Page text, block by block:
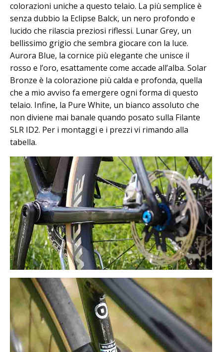
colorazioni uniche a questo telaio. La più semplice è
senza dubbio la Eclipse Balck, un nero profondo e
lucido che rilascia preziosi riflessi. Lunar Grey, un
bellissimo grigio che sembra giocare con la luce.
Aurora Blue, la cornice più elegante che unisce il
rosso e l’oro, esattamente come accade all’alba. Solar
Bronze è la colorazione più calda e profonda, quella
che a mio avviso fa emergere ogni forma di questo
telaio. Infine, la Pure White, un bianco assoluto che
non diviene mai banale quando posato sulla Filante
SLR ID2. Per i montaggi e i prezzi vi rimando alla
tabella.